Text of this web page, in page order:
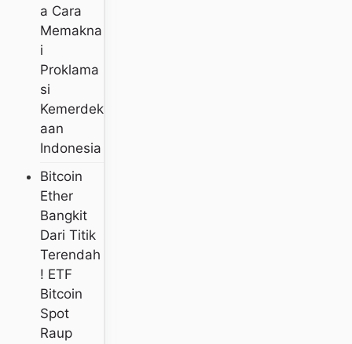
A Cara
Memakna
I
Proklama
Si
Kemerdek
Aan
Indonesia
Bitcoin
Ether
Bangkit
Dari Titik
Terendah
! ETF
Bitcoin
Spot
Raup